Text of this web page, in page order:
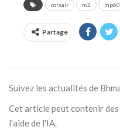
corsair m2
Partage
Suivez les actualités de
Cet article peut contenir
l'aide de l'IA.